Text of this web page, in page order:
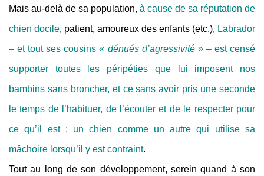
Mais au-delà de sa population, à cause de sa réputation de
chien docile, patient, amoureux des enfants (etc.), Labrador
– et tout ses cousins « dénués d’agressivité» – est censé
supporter toutes les péripéties que lui imposent nos
bambins sans broncher, et ce sans avoir pris une seconde
le temps de l’habituer, de l’écouter et de le respecter pour
ce qu’il est : un chien comme un autre qui utilise sa
mâchoire lorsqu’il y est contraint.
Tout au long de son développement, serein quand à son